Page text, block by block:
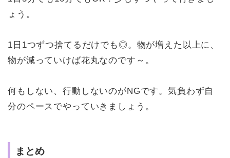
ょう。
1日1つずつ捨てるだけでも◎。物が増えた以上に、
物が減っていけば花丸なのです～。
何もしない、行動しないのがNGです。気負わず自
分のペースでやっていきましょう。
まとめ